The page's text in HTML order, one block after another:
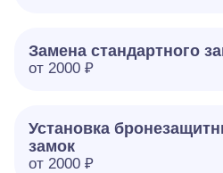
Замена стандартного
от 2000 ₽
Установка
замок
от 2000 ₽